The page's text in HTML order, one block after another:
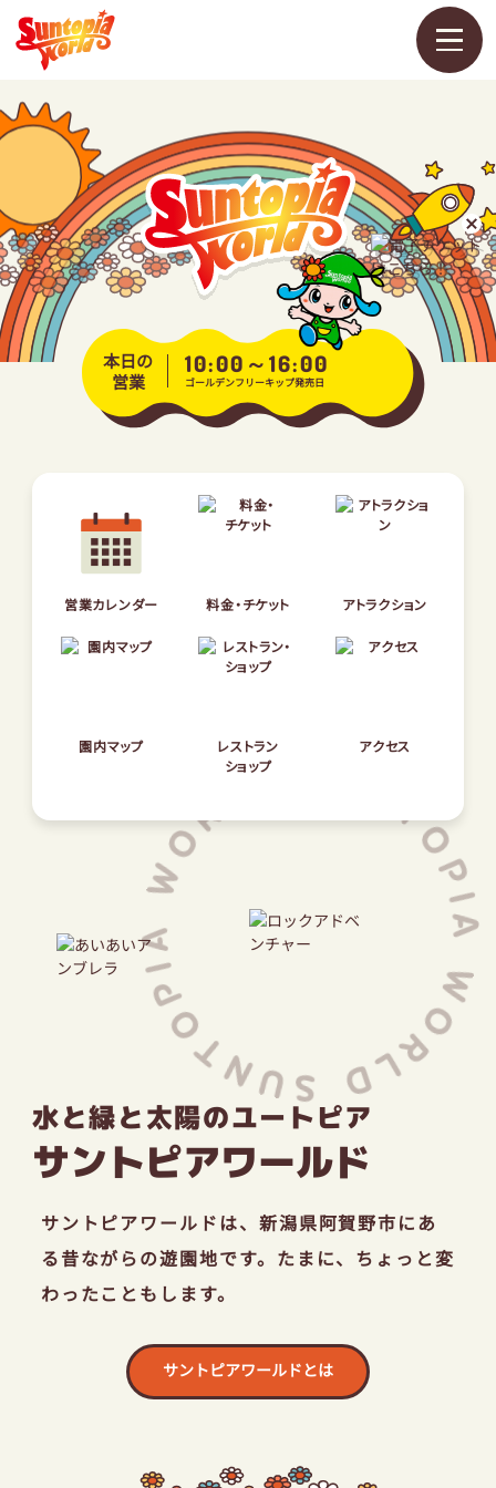
を
開
く
営業カレンダー アトラクション
レストラン
ショップ
アクセス
サントピアワールドとは
太陽のキャンプ場
オンラインショップ
安心安全な園の運営について
プライバシーポリシー
お問い合わせ
本日の
営業
10:00～16:00
ゴールデンフリーキップ発売日
営業カレンダー 料金・チケット アトラクション
園内マップ
レストラン
ショップ
アクセス
水と緑と太陽のユートピア
サントピアワールド
サントピアワールドは、 新潟県阿賀野市にあ
る昔ながらの遊園地です。 たまに、ちょっと変
わったこともします。
サントピアワールドとは